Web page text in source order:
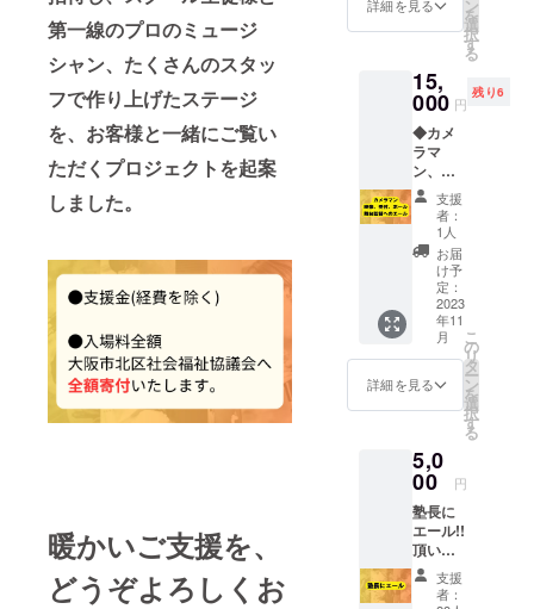
第一線のプロのミュージ
シャン、たくさんのスタッ
フで作り上げたステージ
を、お客様と一緒にご覧い
ただくプロジェクトを起案
しました。
暖かいご支援を、
どうぞよろしくお
詳細を見る ン
を
選
択
す
る
15,
000 円
残り6
◆カメ
ラマ
ン、映
像、受
付、
ホー
ル、舞
台監督
へエー
ル◆
チャリ
ティー
コン
サート
を陰で
支え
切なス
タッフ
を応援
してい
ただく
リター
ンで
す。 コ
支援
者：
1人
お届
け予
定：
2023
年11
月
詳細を見る
こ
の
リ
タ
ー
ン
を
選
択
す
る
5,0
00 円
塾長に
エール!!
頂いた
エール
は当日
支援
者：